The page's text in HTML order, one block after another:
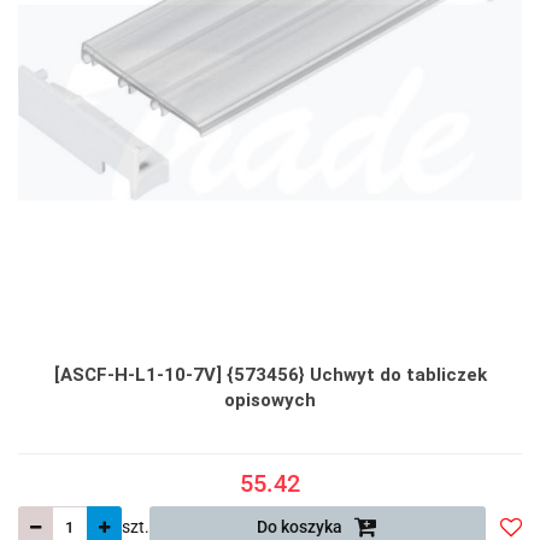
[ASCF-H-L1-10-7V] {573456} Uchwyt do tabliczek
opisowych
55.42
szt. Do koszyka